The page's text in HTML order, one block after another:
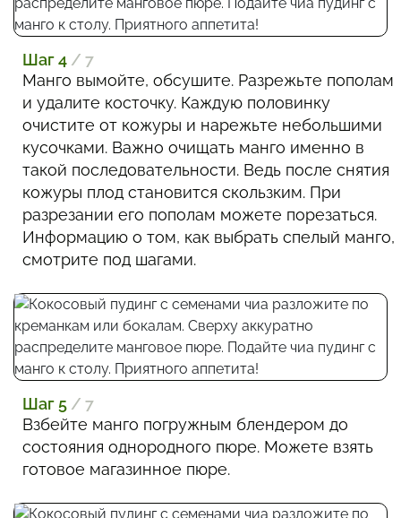
Шаг 4 / 7
Манго вымойте, обсушите. Разрежьте пополам
и удалите косточку. Каждую половинку
очистите от кожуры и нарежьте небольшими
кусочками. Важно очищать манго именно в
такой последовательности. Ведь после снятия
кожуры плод становится скользким. При
разрезании его пополам можете порезаться.
Информацию о том, как выбрать спелый манго,
смотрите под шагами.
Шаг 5 / 7
Взбейте манго погружным блендером до
состояния однородного пюре. Можете взять
готовое магазинное пюре.